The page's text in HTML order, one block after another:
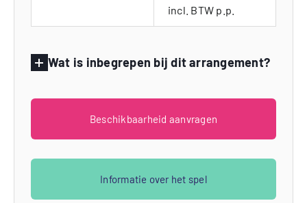
incl. BTW p.p.
Wat is inbegrepen bij dit arrangement?
Beschikbaarheid aanvragen
Informatie over het spel